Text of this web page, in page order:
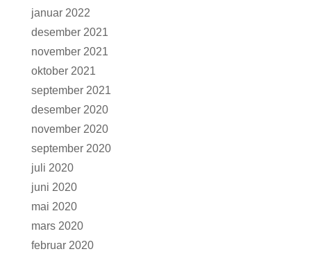
januar 2022
desember 2021
november 2021
oktober 2021
september 2021
desember 2020
november 2020
september 2020
juli 2020
juni 2020
mai 2020
mars 2020
februar 2020